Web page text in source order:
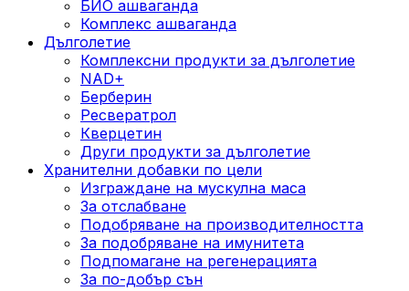
БИО ашваганда
Комплекс ашваганда
Дълголетие
Комплексни продукти за дълголетие
NAD+
Берберин
Ресвератрол
Кверцетин
Други продукти за дълголетие
Хранителни добавки по цели
Изграждане на мускулна маса
За отслабване
Подобряване на производителността
За подобряване на имунитета
Подпомагане на регенерацията
За по-добър сън